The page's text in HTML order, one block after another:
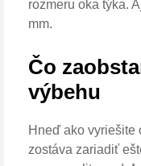
rozmeru oka týka.
mm.
Čo
výbehu
Hneď ako vyriešite
zostáva zariadiť